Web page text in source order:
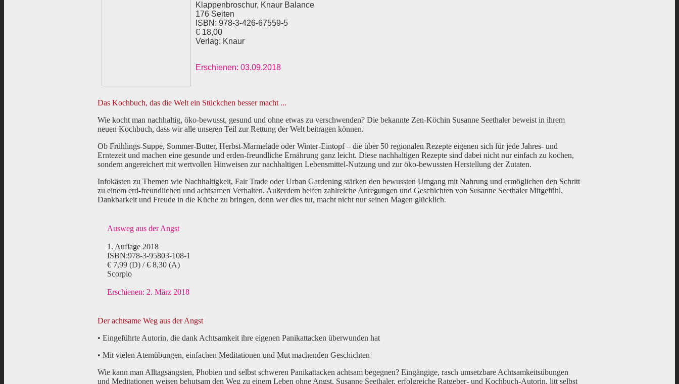
Klappenbroschur, Knaur Balance
176 Seiten
ISBN: 978-3-426-67559-5
€ 18,00
Verlag: Knaur
Erschienen: 03.09.2018
Das Kochbuch, das die Welt ein Stückchen besser macht ...
Wie kocht man nachhaltig, öko-bewusst, gesund und ohne etwas zu verschwenden? Die bekannte Zen-Köchin Susanne Seethaler beweist in ihrem
neuen Kochbuch, dass wir alle unseren Teil zur Rettung der Welt beitragen können.
Ob Frühlings-Suppe, Sommer-Butter, Herbst-Marmelade oder Winter-Eintopf – die über 50 regionalen Rezepte eigenen sich für jede Jahres- und
Erntezeit und machen eine gesunde und erden-freundliche Ernährung ganz leicht. Diese nachhaltigen Rezepte sind dabei nicht nur einfach zu kochen,
sondern angereichert mit wertvollen Hinweisen zur nachhaltigen Lebensmittel-Nutzung und zur öko-bewussten Herstellung der Zutaten.
Infokästen zu Themen wie Nachhaltigkeit, Fair Trade oder Urban Gardening stärken den bewussten Umgang mit Nahrung und ermöglichen den Schritt
zu einem erd-freundlichen und achtsamen Verhalten. Außerdem helfen zahlreiche Anregungen und Geschichten von Susanne Seethaler Mitgefühl,
Dankbarkeit und Freude in die Küche zu bringen, denn wer dies tut, macht nicht nur seinen Magen glücklich.
Ausweg aus der Angst
1. Auflage 2018
ISBN:978-3-95803-108-1
€ 7,99 (D) / € 8,30 (A)
Scorpio
Erschienen: 2. März 2018
Der achtsame Weg aus der Angst
• Eingeführte Autorin, die dank Achtsamkeit ihre eigenen Panikattacken überwunden hat
• Mit vielen Atemübungen, einfachen Meditationen und Mut machenden Geschichten
Wie kann man Alltagsängsten, Phobien und selbst schweren Panikattacken achtsam begegnen? Eingängige, rasch umsetzbare Achtsamkeitsübungen
und Meditationen weisen behutsam den Weg zu einem Leben ohne Angst. Susanne Seethaler, erfolgreiche Ratgeber- und Kochbuch-Autorin, litt selbst